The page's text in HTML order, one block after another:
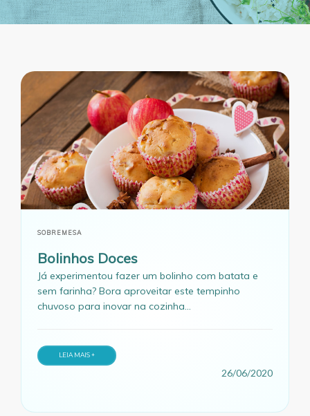
SOBREMESA
Bolinhos Doces
Já experimentou fazer um bolinho com batata e
sem farinha? Bora aproveitar este tempinho
chuvoso para inovar na cozinha...
LEIA MAIS +
26/06/2020